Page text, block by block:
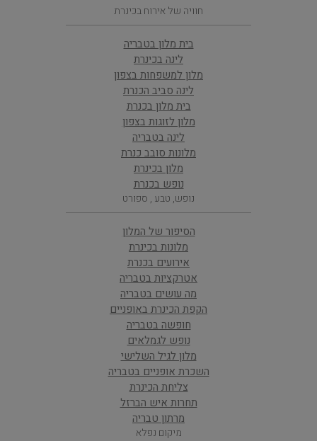
חוויה של אירוח בכינרת
בית מלון בטבריה
לינה בכינרת
מלון למשפחות בצפון
לינה סביב הכנרת
בית מלון בכנרת
מלון לזוגות בצפון
לינה בטבריה
מלונות סובב כנרת
מלון בכינרת
נופש בכנרת
נופש, טבע , ספורט
הסיפור של המלון
מלונות בכינרת
אירועים בכנרת
אטרקציות בטבריה
מה עושים בטבריה
הקפת הכינרת באופניים
חופשה בטבריה
נופש לגמלאים
מלון לגיל השלישי
השכרת אופניים בטבריה
צליחת הכינרת
תחרות איש הברזל
מרתון טבריה
מיקום נפלא